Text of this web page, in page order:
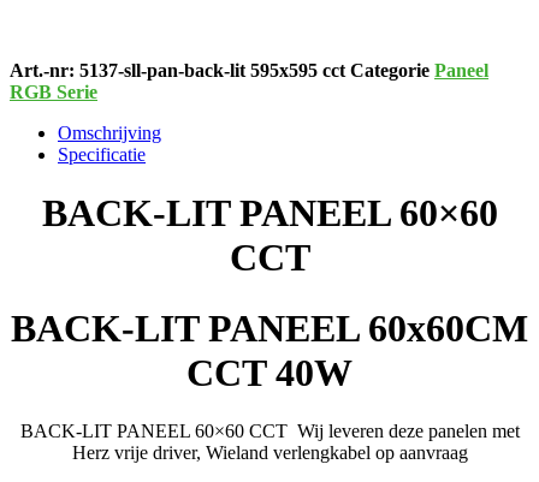
Art.-nr: 5137-sll-pan-back-lit 595x595 cct Categorie Paneel
RGB Serie
Omschrijving
Specificatie
BACK-LIT PANEEL 60×60
CCT
BACK-LIT PANEEL 60x60CM
CCT 40W
BACK-LIT PANEEL 60×60 CCT Wij leveren deze panelen met
Herz vrije driver, Wieland verlengkabel op aanvraag